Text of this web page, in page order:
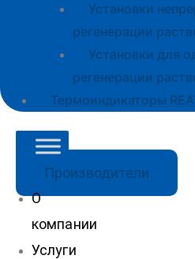
Установки
регенерации
Установки для
регенерации
Термоиндикаторы
Производители
О
компании
Услуги